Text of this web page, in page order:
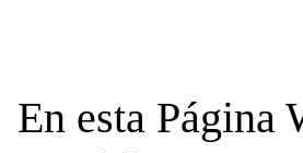
En esta Página